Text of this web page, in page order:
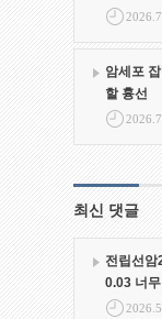
암세포
할 흉선
최신 댓글
전립선암
0.03 너